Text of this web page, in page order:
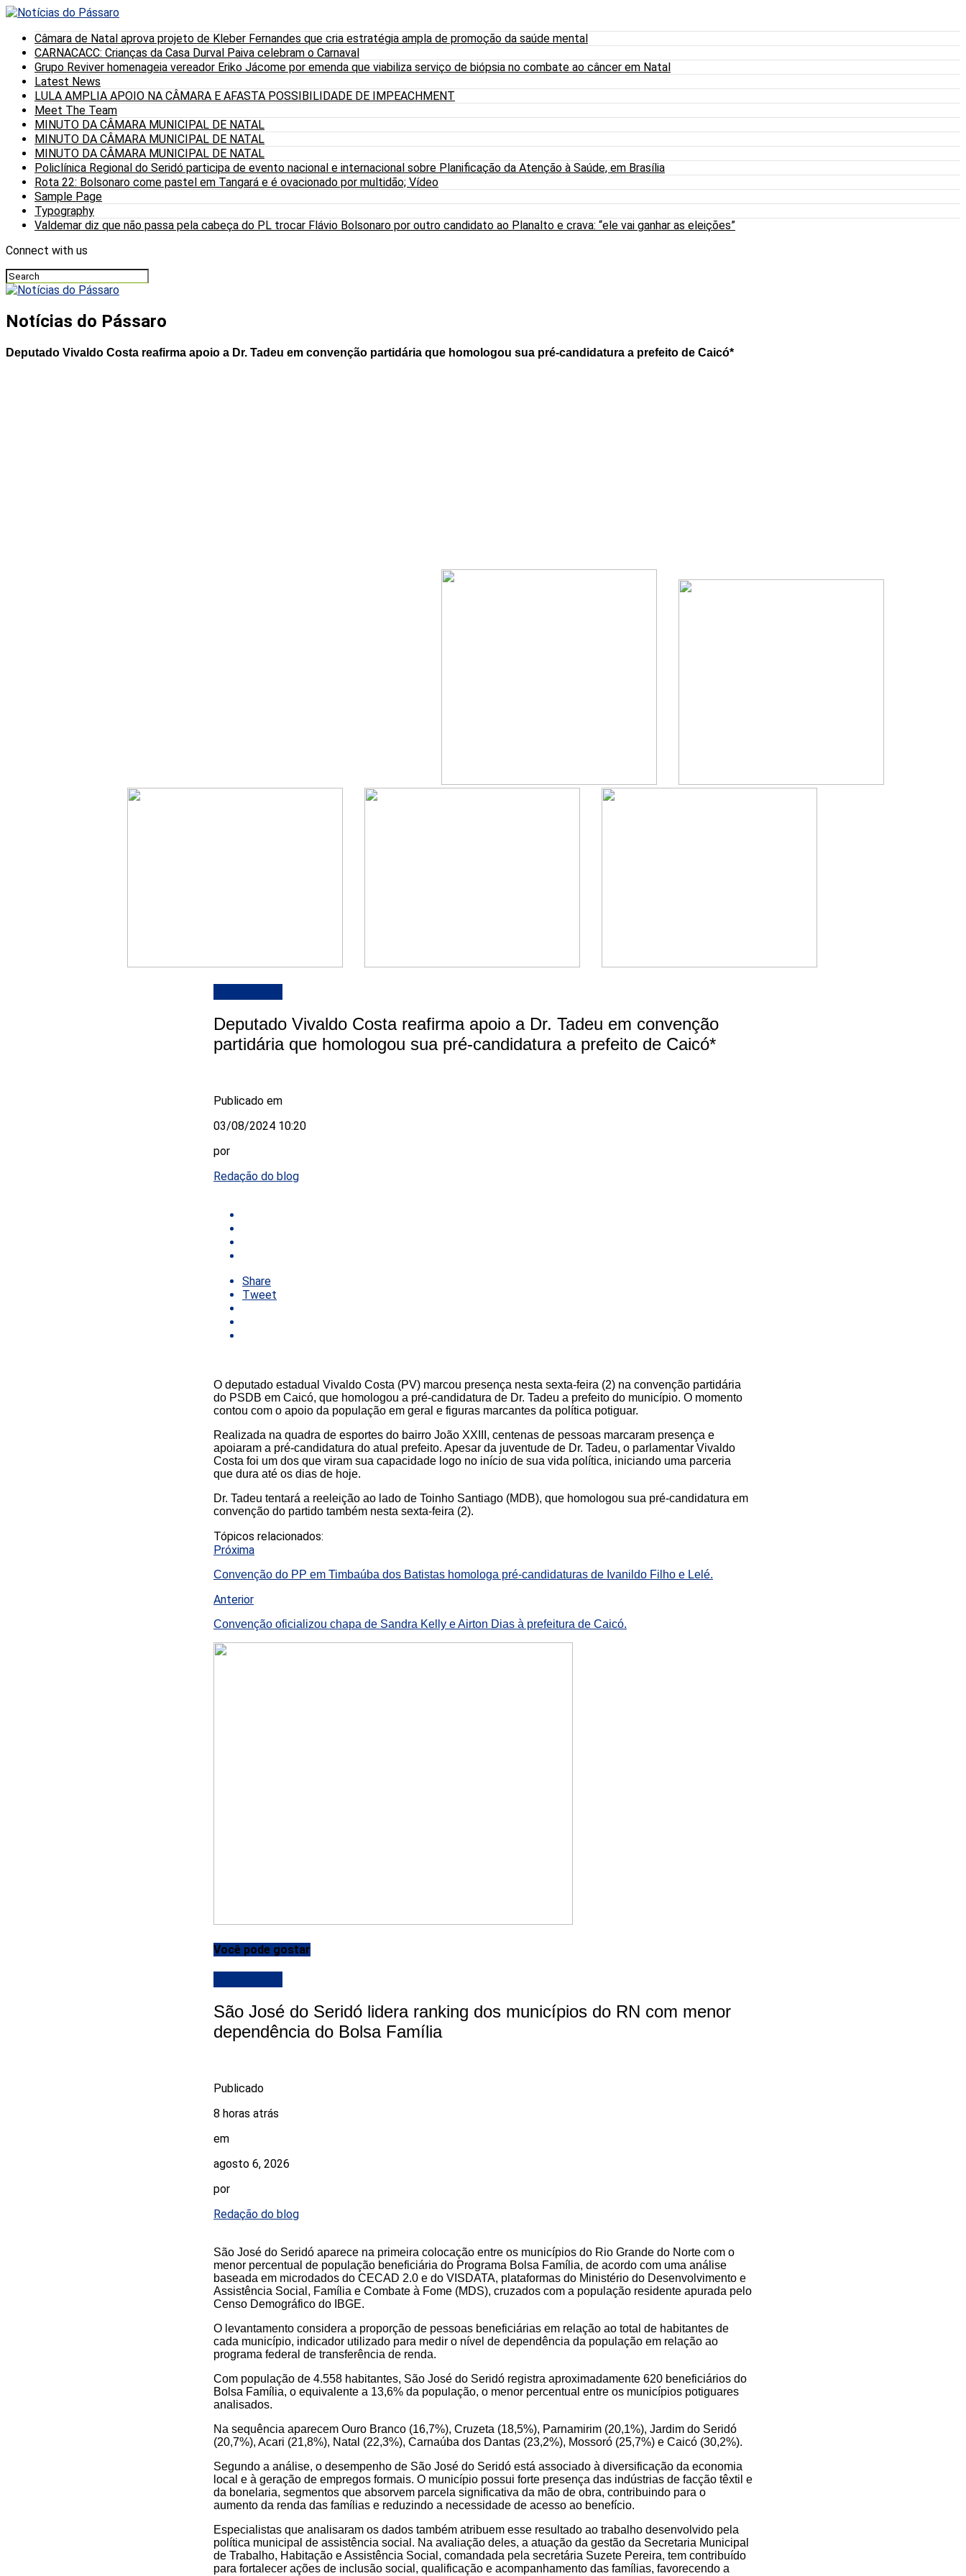
Câmara de Natal aprova projeto de Kleber Fernandes que cria estratégia ampla de promoção da saúde mental
CARNACACC: Crianças da Casa Durval Paiva celebram o Carnaval
Grupo Reviver homenageia vereador Eriko Jácome por emenda que viabiliza serviço de biópsia no combate ao câncer em Natal
Latest News
LULA AMPLIA APOIO NA CÂMARA E AFASTA POSSIBILIDADE DE IMPEACHMENT
Meet The Team
MINUTO DA CÂMARA MUNICIPAL DE NATAL
MINUTO DA CÂMARA MUNICIPAL DE NATAL
MINUTO DA CÂMARA MUNICIPAL DE NATAL
Policlínica Regional do Seridó participa de evento nacional e internacional sobre Planificação da Atenção à Saúde, em Brasília
Rota 22: Bolsonaro come pastel em Tangará e é ovacionado por multidão; Vídeo
Sample Page
Typography
Valdemar diz que não passa pela cabeça do PL trocar Flávio Bolsonaro por outro candidato ao Planalto e crava: “ele vai ganhar as eleições”
Connect with us
Notícias do Pássaro
Deputado Vivaldo Costa reafirma apoio a Dr. Tadeu em convenção partidária que homologou sua pré-candidatura a prefeito de Caicó*
Deputado Vivaldo Costa reafirma apoio a Dr. Tadeu em convenção
partidária que homologou sua pré-candidatura a prefeito de Caicó*
Publicado em
03/08/2024 10:20
por
Redação do blog
Share
Tweet
O deputado estadual Vivaldo Costa (PV) marcou presença nesta sexta-feira (2) na convenção partidária
do PSDB em Caicó, que homologou a pré-candidatura de Dr. Tadeu a prefeito do município. O momento
contou com o apoio da população em geral e figuras marcantes da política potiguar.
Realizada na quadra de esportes do bairro João XXIII, centenas de pessoas marcaram presença e
apoiaram a pré-candidatura do atual prefeito. Apesar da juventude de Dr. Tadeu, o parlamentar Vivaldo
Costa foi um dos que viram sua capacidade logo no início de sua vida política, iniciando uma parceria
que dura até os dias de hoje.
Dr. Tadeu tentará a reeleição ao lado de Toinho Santiago (MDB), que homologou sua pré-candidatura em
convenção do partido também nesta sexta-feira (2).
Tópicos relacionados:
Próxima
Convenção do PP em Timbaúba dos Batistas homologa pré-candidaturas de Ivanildo Filho e Lelé.
Anterior
Convenção oficializou chapa de Sandra Kelly e Airton Dias à prefeitura de Caicó.
Você pode gostar
São José do Seridó lidera ranking dos municípios do RN com menor
dependência do Bolsa Família
Publicado
8 horas atrás
em
agosto 6, 2026
por
Redação do blog
São José do Seridó aparece na primeira colocação entre os municípios do Rio Grande do Norte com o
menor percentual de população beneficiária do Programa Bolsa Família, de acordo com uma análise
baseada em microdados do CECAD 2.0 e do VISDATA, plataformas do Ministério do Desenvolvimento e
Assistência Social, Família e Combate à Fome (MDS), cruzados com a população residente apurada pelo
Censo Demográfico do IBGE.
O levantamento considera a proporção de pessoas beneficiárias em relação ao total de habitantes de
cada município, indicador utilizado para medir o nível de dependência da população em relação ao
programa federal de transferência de renda.
Com população de 4.558 habitantes, São José do Seridó registra aproximadamente 620 beneficiários do
Bolsa Família, o equivalente a 13,6% da população, o menor percentual entre os municípios potiguares
analisados.
Na sequência aparecem Ouro Branco (16,7%), Cruzeta (18,5%), Parnamirim (20,1%), Jardim do Seridó
(20,7%), Acari (21,8%), Natal (22,3%), Carnaúba dos Dantas (23,2%), Mossoró (25,7%) e Caicó (30,2%).
Segundo a análise, o desempenho de São José do Seridó está associado à diversificação da economia
local e à geração de empregos formais. O município possui forte presença das indústrias de facção têxtil e
da bonelaria, segmentos que absorvem parcela significativa da mão de obra, contribuindo para o
aumento da renda das famílias e reduzindo a necessidade de acesso ao benefício.
Especialistas que analisaram os dados também atribuem esse resultado ao trabalho desenvolvido pela
política municipal de assistência social. Na avaliação deles, a atuação da gestão da Secretaria Municipal
de Trabalho, Habitação e Assistência Social, comandada pela secretária Suzete Pereira, tem contribuído
para fortalecer ações de inclusão social, qualificação e acompanhamento das famílias, favorecendo a